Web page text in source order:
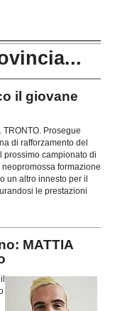
il giovane
TRONTO. Prosegue
di rafforzamento del
prossimo campionato di
formazione
un altro innesto per il
le prestazioni
MATTIA